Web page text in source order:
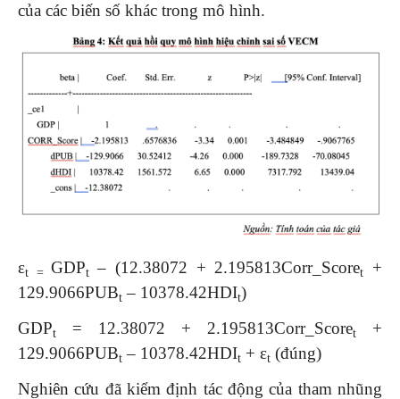
của các biến số khác trong mô hình.
εt =GDPt– (12.38072 + 2.195813Corr_Scoret
+
129.9066PUBt – 10378.42HDIt)
GDPt = 12.38072 + 2.195813Corr_Scoret
+
129.9066PUBt – 10378.42HDIt + εt (đúng)
Nghiên cứu đã kiểm định tác động của tham nhũng